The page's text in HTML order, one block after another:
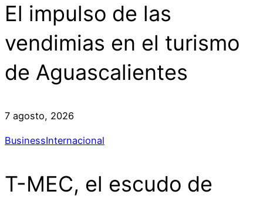
El impulso de las
vendimias en el turismo
de Aguascalientes
7 agosto, 2026
BusinessInternacional
T-MEC, el escudo de